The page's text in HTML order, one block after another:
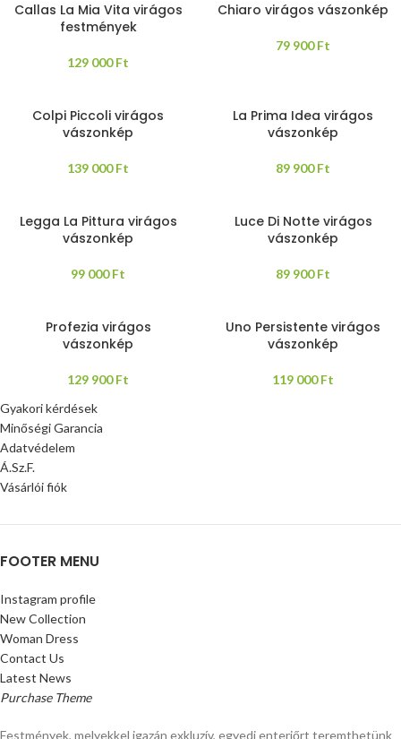
Callas La Mia Vita virágos
festmények
129 000Ft
Chiaro virágos vászonkép
79 900Ft
Colpi Piccoli virágos
vászonkép
139 000Ft
La Prima Idea virágos
vászonkép
89 900Ft
Legga La Pittura virágos
vászonkép
99 000Ft
Luce Di Notte virágos
vászonkép
89 900Ft
Profezia virágos
vászonkép
129 900Ft
Uno Persistente virágos
vászonkép
119 000Ft
Gyakori kérdések
Minőségi Garancia
Adatvédelem
Á.Sz.F.
Vásárlói fiók
FOOTER MENU
Instagram profile
New Collection
Woman Dress
Contact Us
Latest News
Purchase Theme
Festmények, melyekkel igazán exkluzív, egyedi enteriőrt teremthetünk